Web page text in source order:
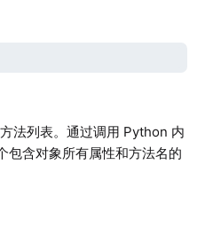
法列表。通过调用 Python 内
包含对象所有属性和方法名的